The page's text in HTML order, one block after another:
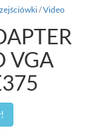
/Video
VGA